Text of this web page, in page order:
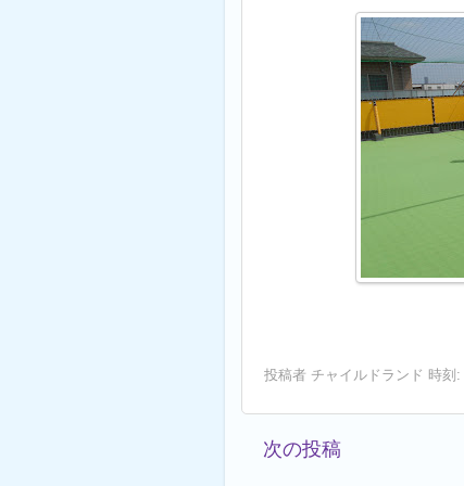
投稿者 チャイルドランド 時刻:
次の投稿